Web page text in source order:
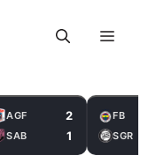
Menu
AGF 2
SAB 1
FB
SGR